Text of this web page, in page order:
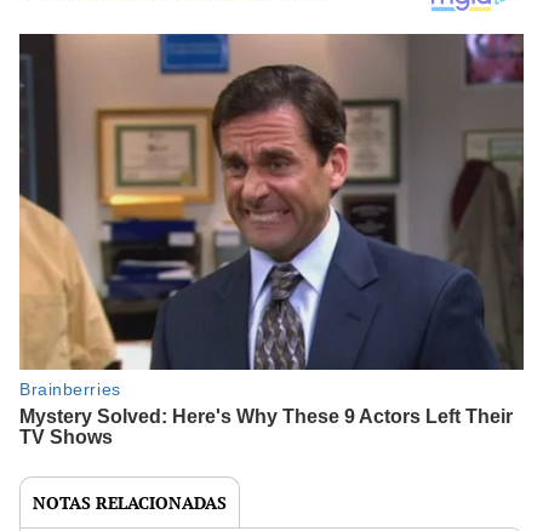
NOTAS RELACIONADAS